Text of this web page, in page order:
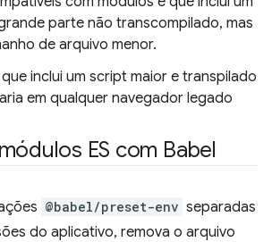
parte não transcompilado, mas
de arquivo menor.
inclui um script maior e transpilado
em qualquer navegador legado
ES com Babel
@babel/preset-env separadas
do aplicativo, remova o arquivo